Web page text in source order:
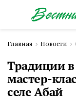
Главная Новости
Традиции
мастер-
селе Абай